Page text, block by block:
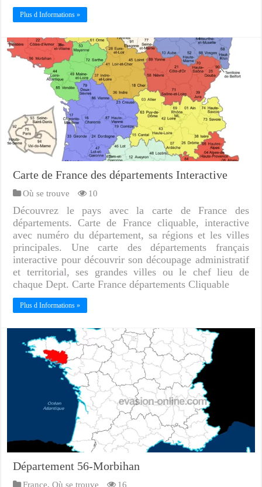
Plus d Informations »
Carte de France des départements Interactive
Où se trouve 10
Découvrez le pays avec la carte de France des
départements. Carte de France cliquable, interactive
avec numéro du département, sa régions et les villes
principales. Une carte des départements français
interactive pour découvrir son découpage administratif
et territorial, ses grandes villes ou le chef lieu de
chaque Dept. Carte France départements Cliquable
Plus d Informations »
Département 56-Morbihan
France,Où se trouve 16